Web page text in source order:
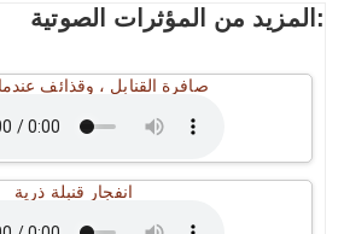
المزيد من المؤثرات الصوتية:
صافرة القنابل ، وقذائف
انفجار قنبلة ذرية